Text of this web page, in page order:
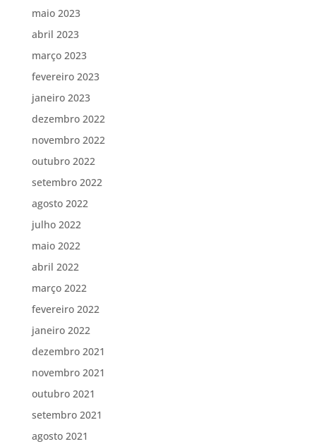
maio 2023
abril 2023
março 2023
fevereiro 2023
janeiro 2023
dezembro 2022
novembro 2022
outubro 2022
setembro 2022
agosto 2022
julho 2022
maio 2022
abril 2022
março 2022
fevereiro 2022
janeiro 2022
dezembro 2021
novembro 2021
outubro 2021
setembro 2021
agosto 2021